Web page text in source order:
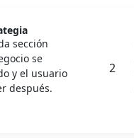
sección
se
y el usuario
después.
2